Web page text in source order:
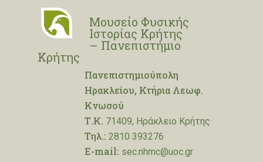
Μουσείο Φυσικής
Ιστορίας Κρήτης
– Πανεπιστήμιο
Κρήτης
Πανεπιστημιούπολη
Ηρακλείου, Κτήρια Λεωφ.
Κνωσού
Τ.Κ. 71409, Ηράκλειο Κρήτης
Τηλ.: 2810 393276
E-mail: sec.nhmc@uoc.gr